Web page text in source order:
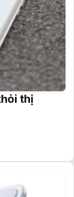
thị